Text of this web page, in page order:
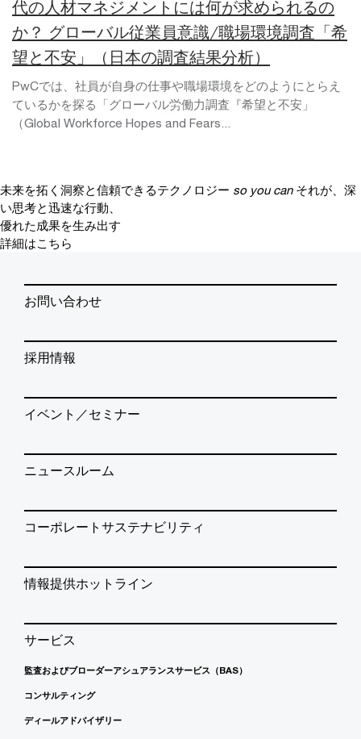
代の人材マネジメントには何が求められるの
か？ グローバル従業員意識/職場環境調査「希
望と不安」（日本の調査結果分析）
PwCでは、社員が自身の仕事や職場環境をどのようにとらえ
ているかを探る「グローバル労働力調査『希望と不安」
（Global Workforce Hopes and Fears...
未来を拓く洞察と信頼できるテクノロジー so you can それが、深
い思考と迅速な行動、
優れた成果を生み出す
詳細はこちら
お問い合わせ
採用情報
イベント／セミナー
ニュースルーム
コーポレートサステナビリティ
情報提供ホットライン
サービス
監査およびブローダーアシュアランスサービス（BAS）
コンサルティング
ディールアドバイザリー